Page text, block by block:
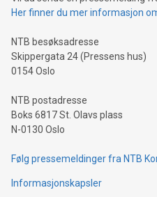
Her finner du mer informasjon
NTB besøksadresse
Skippergata 24 (Pressens hus)
0154 Oslo
NTB postadresse
Boks 6817 St. Olavs plass
N-0130 Oslo
Følg pressemeldinger fra NTB
Informasjonskapsler